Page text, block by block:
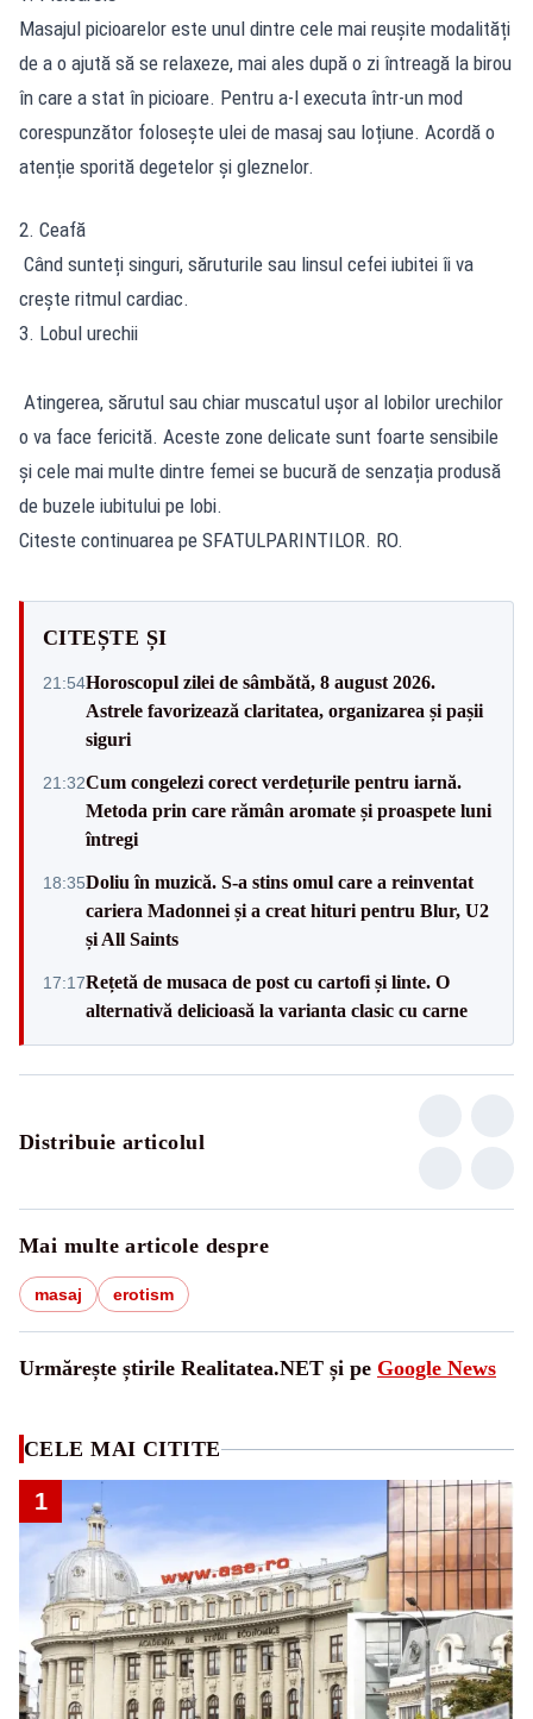
Masajul picioarelor este unul dintre cele mai reușite modalități
de a o ajută să se relaxeze, mai ales după o zi întreagă la birou
în care a stat în picioare. Pentru a-l executa într-un mod
corespunzător folosește ulei de masaj sau loțiune. Acordă o
atenție sporită degetelor și gleznelor.
2. Ceafă
Când sunteți singuri, săruturile sau linsul cefei iubitei îi va
crește ritmul cardiac.
3. Lobul urechii
Atingerea, sărutul sau chiar muscatul ușor al lobilor urechilor
o va face fericită. Aceste zone delicate sunt foarte sensibile
și cele mai multe dintre femei se bucură de senzația produsă
de buzele iubitului pe lobi.
Citeste continuarea pe SFATULPARINTILOR. RO.
CITEȘTE ȘI
21:54Horoscopul zilei de sâmbătă, 8 august 2026.
Astrele favorizează claritatea, organizarea și pașii
siguri
21:32Cum congelezi corect verdețurile pentru iarnă.
Metoda prin care rămân aromate și proaspete luni
întregi
18:35Doliu în muzică. S-a stins omul care a reinventat
cariera Madonnei și a creat hituri pentru Blur, U2
și All Saints
17:17Rețetă de musaca de post cu cartofi și linte. O
alternativă delicioasă la varianta clasic cu carne
Distribuie articolul
Mai multe articole despre
masaj erotism
Urmărește știrile Realitatea.NET și pe Google News
CELE MAI CITITE
1